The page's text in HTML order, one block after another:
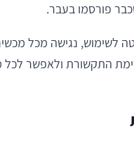
פורסמו בעבר.
לשימוש, נגישה מכל
התקשורת ולאפשר לכל